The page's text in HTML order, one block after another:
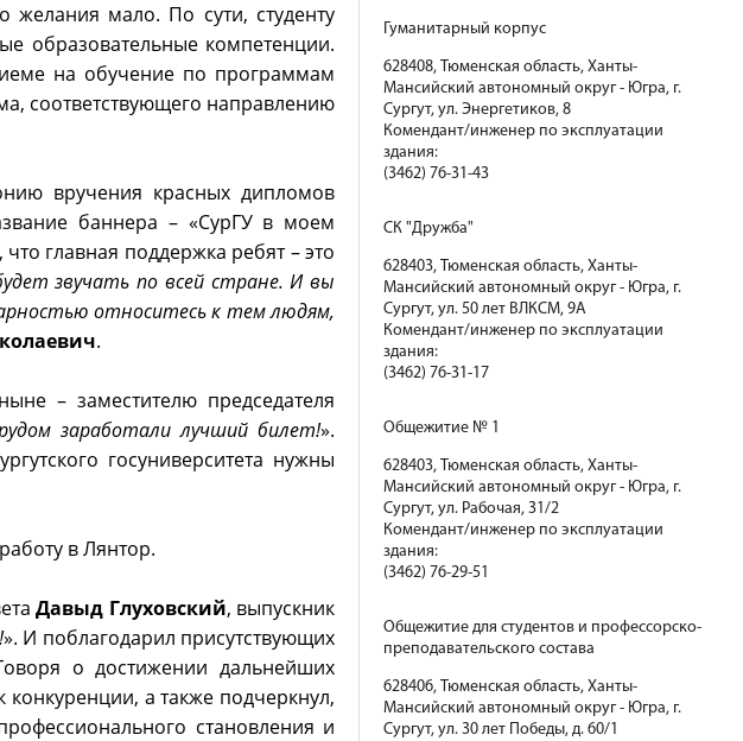
желания мало. По сути, студенту
образовательные компетенции.
на обучение по программам
соответствующего направлению
вручения красных дипломов
баннера – «СурГУ в моем
главная поддержка ребят – это
звучать по всей стране. И вы
относитесь к тем людям,
.
– заместителю председателя
заработали лучший билет!».
госуниверситета нужны
в Лянтор.
Давыд Глуховский, выпускник
». И поблагодарил присутствующих
о достижении дальнейших
а также подчеркнул,
становления и
Гуманитарный корпус
628408, Тюменская область, Ханты-
Мансийский автономный округ - Югра, г.
Сургут, ул. Энергетиков, 8
Комендант/инженер по эксплуатации
здания:
(3462) 76-31-43
СК "Дружба"
628403, Тюменская область, Ханты-
Мансийский автономный округ - Югра, г.
Сургут, ул. 50 лет ВЛКСМ, 9А
Комендант/инженер по эксплуатации
здания:
(3462) 76-31-17
Общежитие № 1
628403, Тюменская область, Ханты-
Мансийский автономный округ - Югра, г.
Сургут, ул. Рабочая, 31/2
Комендант/инженер по эксплуатации
здания:
(3462) 76-29-51
Общежитие для студентов и профессорско-
преподавательского состава
628406, Тюменская область, Ханты-
Мансийский автономный округ - Югра, г.
Сургут, ул. 30 лет Победы, д. 60/1